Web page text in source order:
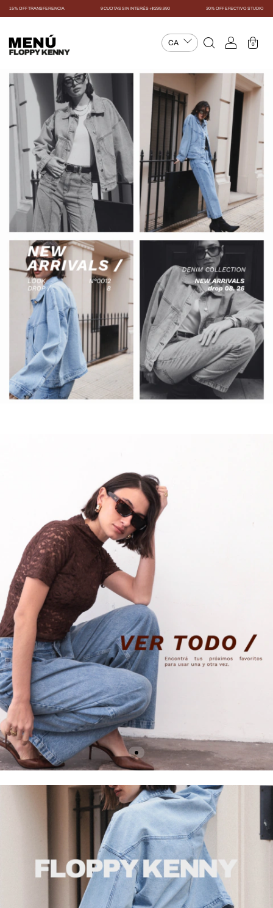
15% OFF TRANSFERENCIA 9 CUOTAS SIN INTERÉS +$299.990 30% OFF EFECTIVO STUDIO
MENÚ 0